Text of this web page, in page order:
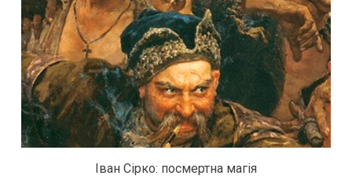
Іван Сірко: посмертна магія